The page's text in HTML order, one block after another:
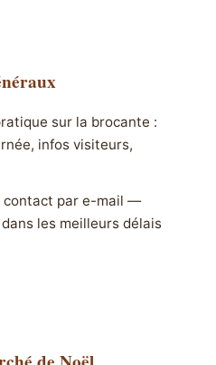
sur la brocante :
infos visiteurs,
contact par e-mail —
les meilleurs délais